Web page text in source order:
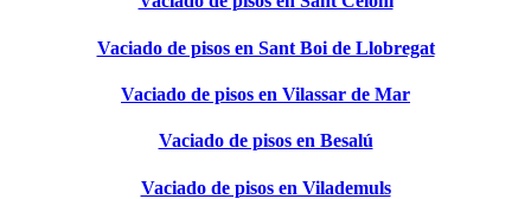
Vaciado de pisos en Sant Boi de Llobregat
Vaciado de pisos en Vilassar de Mar
Vaciado de pisos en Besalú
Vaciado de pisos en Vilademuls